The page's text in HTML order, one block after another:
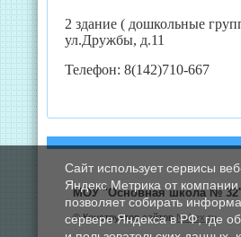
2 здание ( дошкольные
ул.Дружбы, д.11
Телефон: 8(142)710-667
МОУ "Основная школа № 32",
© Конструктор сайтовNubex.ru
Сайт использует сервисы
Яндекс Метрика от
позволяет собирать
сервере Яндекса в РФ, где